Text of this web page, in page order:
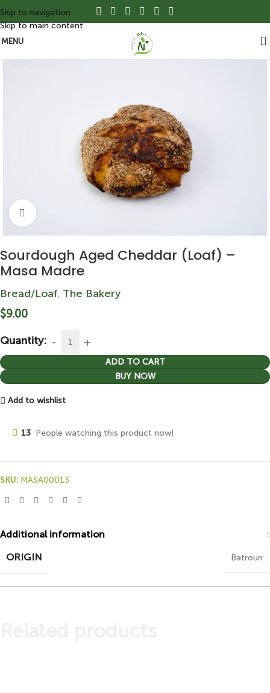
Skip to navigation
Skip to main content
MENU
Click to enlarge
Sourdough Aged Cheddar (Loaf) –
Masa Madre
Bread/Loaf, The Bakery
$9.00
Quantity:
ADD TO CART
BUY NOW
Add to wishlist
13 People watching this product now!
SKU: MASA00013
Additional information
ORIGIN
Batroun